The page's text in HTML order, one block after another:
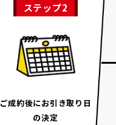
ステップ2
ご成約後にお引き取り日
の決定